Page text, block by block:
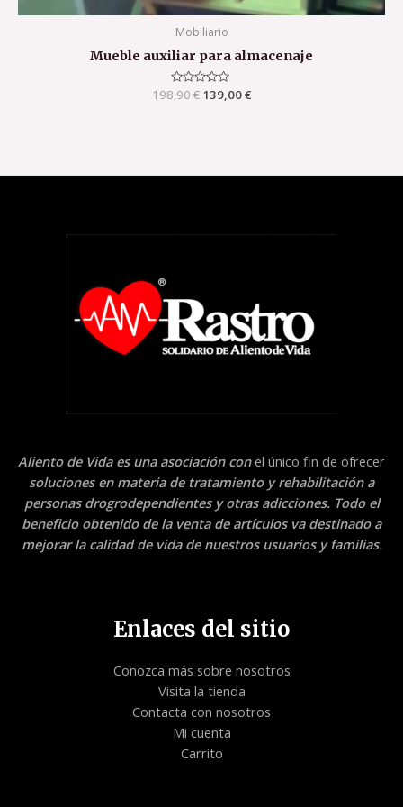
Mobiliario
Mueble auxiliar para almacenaje
Valorado
con
198,90€ 139,00€
Aliento de Vida es una asociación conel único fin de ofrecer
soluciones en materia de tratamiento y rehabilitación a
personas drogrodependientes y otras adicciones. Todo el
beneficio obtenido de la venta de artículos va destinado a
mejorar la calidad de vida de nuestros usuarios y familias.
Enlaces del sitio
Conozca más sobre nosotros
Visita la tienda
Contacta con nosotros
Mi cuenta
Carrito